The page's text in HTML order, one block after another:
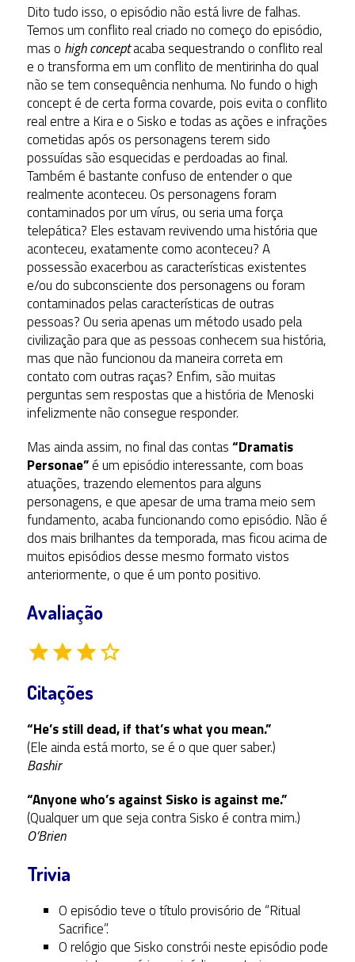
Dito tudo isso, o episódio não está livre de falhas.
Temos um conflito real criado no começo do episódio,
mas o high conceptacaba sequestrando o conflito real
e o transforma em um conflito de mentirinha do qual
não se tem consequência nenhuma. No fundo o high
concept é de certa forma covarde, pois evita o conflito
real entre a Kira e o Sisko e todas as ações e infrações
cometidas após os personagens terem sido
possuídas são esquecidas e perdoadas ao final.
Também é bastante confuso de entender o que
realmente aconteceu. Os personagens foram
contaminados por um vírus, ou seria uma força
telepática? Eles estavam revivendo uma história que
aconteceu, exatamente como aconteceu? A
possessão exacerbou as características existentes
e/ou do subconsciente dos personagens ou foram
contaminados pelas características de outras
pessoas? Ou seria apenas um método usado pela
civilização para que as pessoas conhecem sua história,
mas que não funcionou da maneira correta em
contato com outras raças? Enfim, são muitas
perguntas sem respostas que a história de Menoski
infelizmente não consegue responder.
Mas ainda assim, no final das contas“Dramatis
Personae”é um episódio interessante, com boas
atuações, trazendo elementos para alguns
personagens, e que apesar de uma trama meio sem
fundamento, acaba funcionando como episódio. Não é
dos mais brilhantes da temporada, mas ficou acima de
muitos episódios desse mesmo formato vistos
anteriormente, o que é um ponto positivo.
Avaliação
Citações
“He’s still dead, if that’s what you mean.”
(Ele ainda está morto, se é o que quer saber.)
Bashir
“Anyone who’s against Sisko is against me.”
(Qualquer um que seja contra Sisko é contra mim.)
O’Brien
Trivia
O episódio teve o título provisório de “Ritual
Sacrifice”.
O relógio que Sisko constrói neste episódio pode